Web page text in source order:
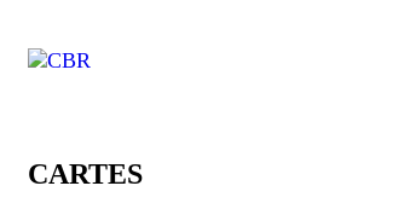
CARTES